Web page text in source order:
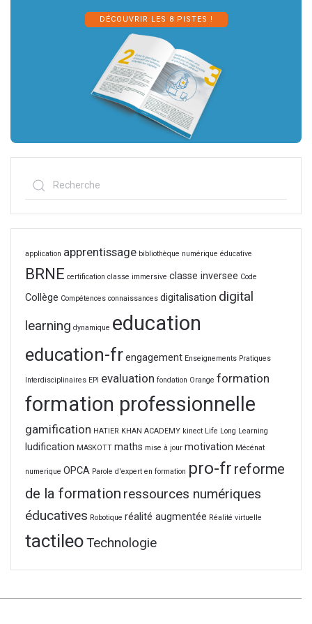
DÉCOUVRIR LES 8 PISTES !
application apprentissage bibliothèque numérique éducative
BRNE certification classe immersive classe inversee Code
Collège Compétences connaissances digitalisation digital
learning dynamique education
education-frengagement Enseignements Pratiques
Interdisciplinaires EPI evaluation fondation Orange formation
formation professionnelle
gamification HATIER KHAN ACADEMY kinect Life Long Learning
ludification MASKOTT maths mise à jour motivation Mécénat
numerique OPCA Parole d'expert en formation pro-fr reforme
de la formation ressources numériques
éducatives Robotique réalité augmentée Réalité virtuelle
tactileoTechnologie